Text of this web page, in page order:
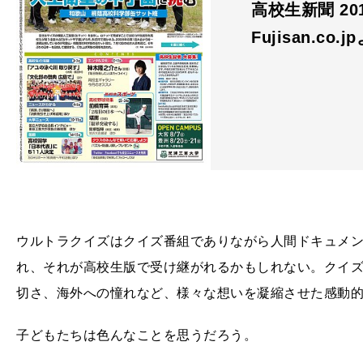
高校生新聞
Fujisan.co.jp
ウルトラクイズはクイズ番組でありながら人間ドキュメ
れ、それが高校生版で受け継がれるかもしれない。クイ
切さ、海外への憧れなど、様々な想いを凝縮させた感動
子どもたちは色んなことを思うだろう。